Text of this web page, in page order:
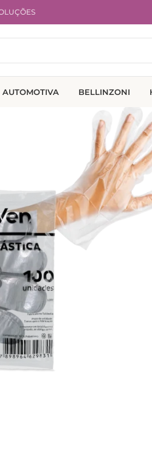
AUTOMOTIVA BELLINZONI